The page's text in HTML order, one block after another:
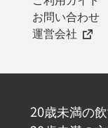
お問い合わせ
運営会社
20歳未満の